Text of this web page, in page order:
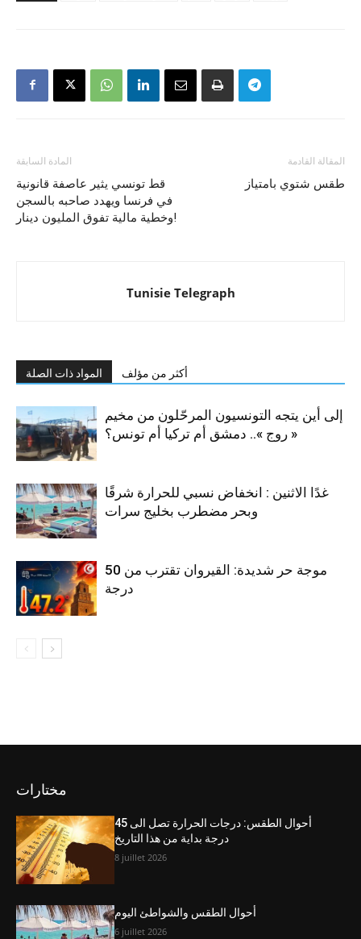
المادة السابقة
قط تونسي يثير عاصفة قانونية
في فرنسا ويهدد صاحبه بالسجن
وخطية مالية تفوق المليون دينار!
المقالة القادمة
طقس شتوي بامتياز
Tunisie Telegraph
المواد ذات الصلة أكثر من مؤلف
إلى أين يتجه التونسيون المرحّلون من مخيم
« روج ».. دمشق أم تركيا أم تونس؟
غدًا الاثنين : انخفاض نسبي للحرارة شرقًا
وبحر مضطرب بخليج سرات
موجة حر شديدة: القيروان تقترب من 50
درجة
مختارات
أحوال الطقس: درجات الحرارة تصل الى 45
درجة بداية من هذا التاريخ
8 juillet 2026
أحوال الطقس والشواطئ اليوم
6 juillet 2026